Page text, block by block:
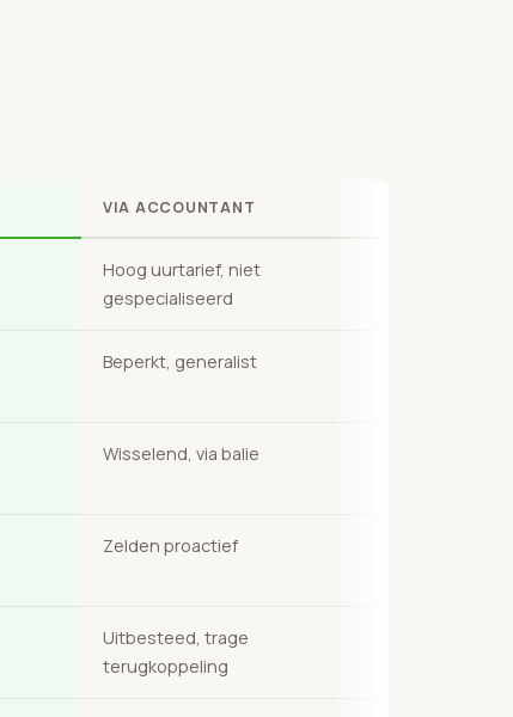
VIA ACCOUNTANT
Hoog uurtarief, niet
gespecialiseerd
Beperkt, generalist
Wisselend, via balie
Zelden proactief
Uitbesteed, trage
terugkoppeling